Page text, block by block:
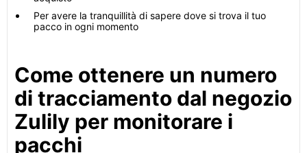
Per avere la tranquillità di sapere dove si trova il tuo
pacco in ogni momento
Come ottenere un numero
di tracciamento dal negozio
Zulily per monitorare i
pacchi